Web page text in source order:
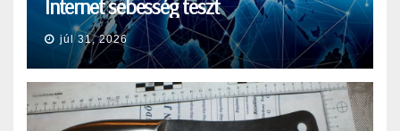
Internet sebesség teszt
júl 31, 2026